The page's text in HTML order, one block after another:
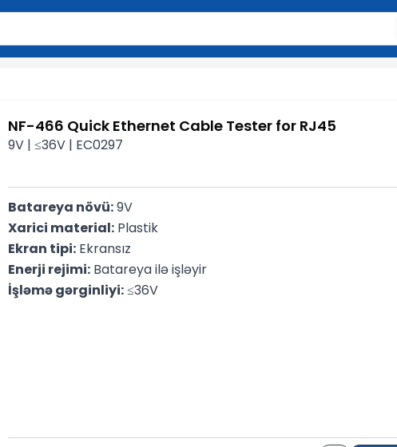
üçün Enter düyməsini basın və ya nəticələr
NF-466 Quick Ethernet Cable Tester for RJ45
9V | ≤36V | EC0297
Batareya növü: 9V
Xarici material: Plastik
Ekran tipi: Ekransız
Enerji rejimi: Batareya ilə işləyir
İşləmə gərginliyi: ≤36V